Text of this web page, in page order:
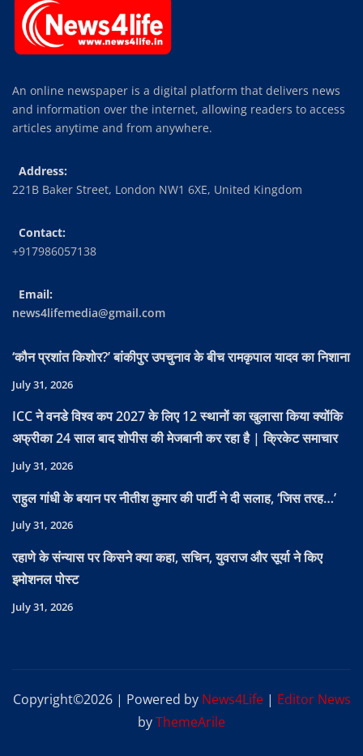
An online newspaper is a digital platform that delivers news
and information over the internet, allowing readers to access
articles anytime and from anywhere.
Address:
221B Baker Street, London NW1 6XE, United Kingdom
Contact:
+917986057138
Email:
news4lifemedia@gmail.com
‘कौन प्रशांत किशोर?’ बांकीपुर उपचुनाव के बीच रामकृपाल यादव का निशाना
July 31, 2026
ICC ने वनडे विश्व कप 2027 के लिए 12 स्थानों का खुलासा किया क्योंकि
अफ्रीका 24 साल बाद शोपीस की मेजबानी कर रहा है | क्रिकेट समाचार
July 31, 2026
राहुल गांधी के बयान पर नीतीश कुमार की पार्टी ने दी सलाह, ‘जिस तरह…’
July 31, 2026
रहाणे के संन्यास पर किसने क्या कहा, सचिन, युवराज और सूर्या ने किए
इमोशनल पोस्ट
July 31, 2026
Copyright©2026 | Powered by News4Life | Editor News
byThemeArile